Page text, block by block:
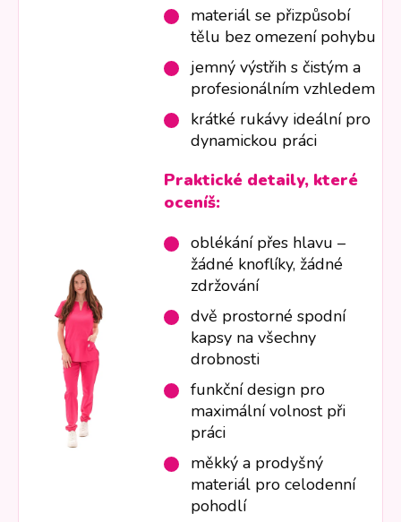
materiál se přizpůsobí
tělu bez omezení pohybu
jemný výstřih s čistým a
profesionálním vzhledem
krátké rukávy ideální pro
dynamickou práci
Praktické detaily, které
oceníš:
oblékání přes hlavu –
žádné knoflíky, žádné
zdržování
dvě prostorné spodní
kapsy na všechny
drobnosti
funkční design pro
maximální volnost při
práci
měkký a prodyšný
materiál pro celodenní
pohodlí